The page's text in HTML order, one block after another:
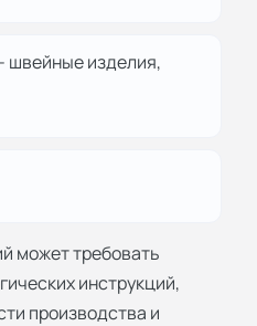
швейные изделия,
может требовать
инструкций,
производства и